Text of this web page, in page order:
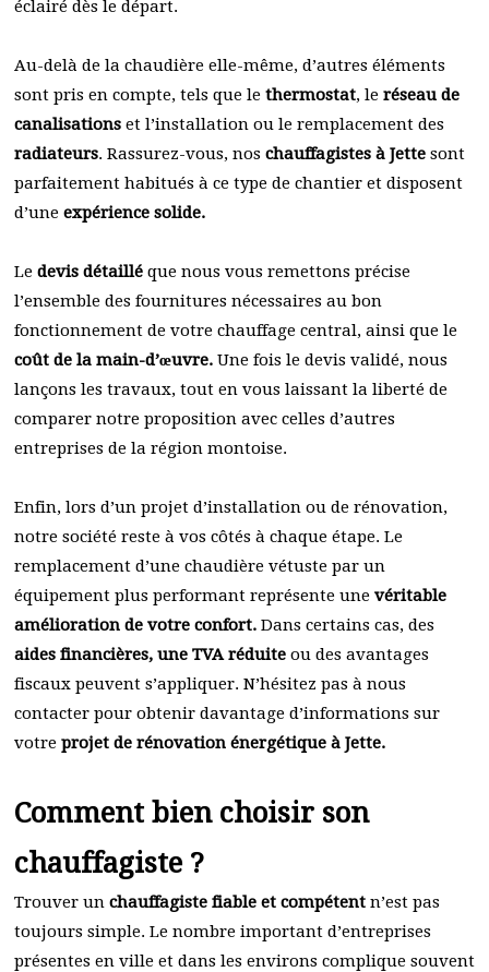
éclairé dès le départ.
Au-delà de la chaudière elle-même, d’autres éléments
sont pris en compte, tels que le thermostat, le réseau de
canalisations et l’installation ou le remplacement des
radiateurs. Rassurez-vous, nos chauffagistes à Jette sont
parfaitement habitués à ce type de chantier et disposent
d’une expérience solide.
Le devis détaillé que nous vous remettons précise
l’ensemble des fournitures nécessaires au bon
fonctionnement de votre chauffage central, ainsi que le
coût de la main-d’œuvre. Une fois le devis validé, nous
lançons les travaux, tout en vous laissant la liberté de
comparer notre proposition avec celles d’autres
entreprises de la région montoise.
Enfin, lors d’un projet d’installation ou de rénovation,
notre société reste à vos côtés à chaque étape. Le
remplacement d’une chaudière vétuste par un
équipement plus performant représente une véritable
amélioration de votre confort. Dans certains cas, des
aides financières, une TVA réduite ou des avantages
fiscaux peuvent s’appliquer. N’hésitez pas à nous
contacter pour obtenir davantage d’informations sur
votre projet de rénovation énergétique à Jette.
Comment bien choisir son
chauffagiste ?
Trouver un chauffagiste fiable et compétent n’est pas
toujours simple. Le nombre important d’entreprises
présentes en ville et dans les environs complique souvent